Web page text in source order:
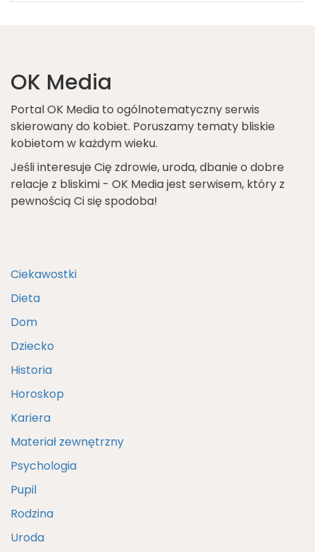
OK Media
Portal OK Media to ogólnotematyczny serwis
skierowany do kobiet. Poruszamy tematy bliskie
kobietom w każdym wieku.
Jeśli interesuje Cię zdrowie, uroda, dbanie o dobre
relacje z bliskimi - OK Media jest serwisem, który z
pewnością Ci się spodoba!
Ciekawostki
Dieta
Dom
Dziecko
Historia
Horoskop
Kariera
Materiał zewnętrzny
Psychologia
Pupil
Rodzina
Uroda